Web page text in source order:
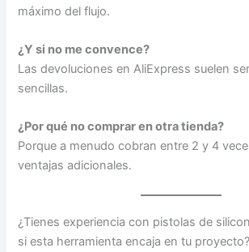
máximo del flujo.
¿Y si no me convence?
Las devoluciones en AliExpress suelen
sencillas.
¿Por qué no comprar en otra tienda?
Porque a menudo cobran entre 2 y 4
ventajas adicionales.
¿Tienes experiencia con pistolas de
si esta herramienta encaja en tu